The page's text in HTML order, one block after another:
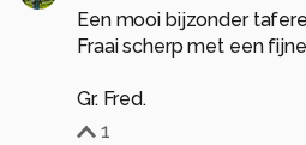
Een mooi bijzonder
Fraai scherp met een
Gr. Fred.
1